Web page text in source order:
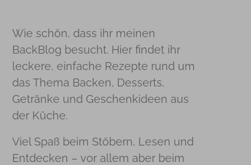
Wie schön, dass ihr meinen
BackBlog besucht. Hier findet ihr
leckere, einfache Rezepte rund um
das Thema Backen, Desserts,
Getränke und Geschenkideen aus
der Küche.
Viel Spaß beim Stöbern, Lesen und
Entdecken – vor allem aber beim